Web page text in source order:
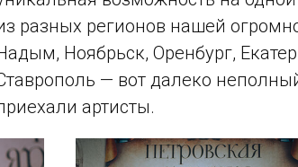
разных регионов нашей
Ноябрьск, Оренбург,
— вот далеко
артисты.